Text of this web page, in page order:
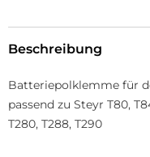
Beschreibung
Batteriepolklemme für
passend zu Steyr T80,
T280, T288, T290